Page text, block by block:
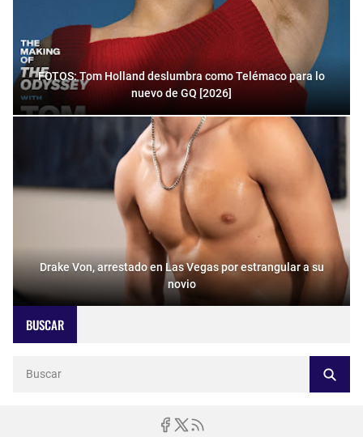
FOTOS: Tom Holland deslumbra como Telémaco para lo
nuevo de GQ [2026]
Drake Von, arrestado en Las Vegas por estrangular a su
novio
BUSCAR